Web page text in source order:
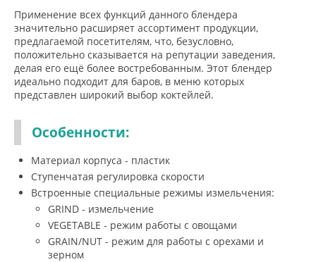
Применение всех функций данного блендера
значительно расширяет ассортимент продукции,
предлагаемой посетителям, что, безусловно,
положительно сказывается на репутации заведения,
делая его ещё более востребованным. Этот блендер
идеально подходит для баров, в меню которых
представлен широкий выбор коктейлей.
Особенности:
Материал корпуса - пластик
Ступенчатая регулировка скорости
Встроенные специальные режимы измельчения:
GRIND - измельчение
VEGETABLE - режим работы с овощами
GRAIN/NUT - режим для работы с орехами и
зерном